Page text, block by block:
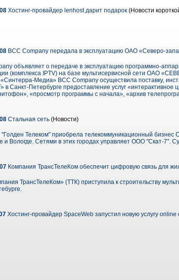
Хостинг-провайдер lenhost дарит подарок (Новости
BCC Company передала в эксплуатацию ОАО «Северо-
объявляет о передаче в эксплуатацию программно-
(комплекса IPTV) на базе мультисервисной сети ОАО
Медиа» BCC Company осуществила поставку,
в Санкт-Петербурге предоставление услуг «интерактивное
«просмотр программы с начала», «архив
Стальная сеть (Новости)
"Голден Телеком" приобрела телекоммуникационный
и Вологде. Сетями в этих городах управляет ООО "Скат-7".
Компания ТрансТелеКом обеспечит цифровую связь для
ТрансТелеКом» (ТТК) приступила к строительству
Хостинг-провайдер SpaceWeb запустил новую услугу